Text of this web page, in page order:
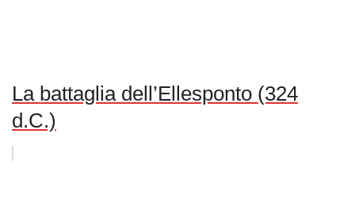
La battaglia dell’Ellesponto (324
d.C.)